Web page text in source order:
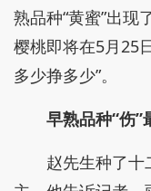
熟品种“黄蜜”出现
樱桃即将在5月25
多少挣多少”。
早熟品种“伤”
赵先生种了十